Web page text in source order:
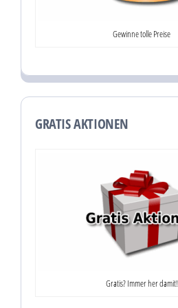
Gewinne tolle Preise
GRATIS AKTIONEN
Gratis? Immer her damit!